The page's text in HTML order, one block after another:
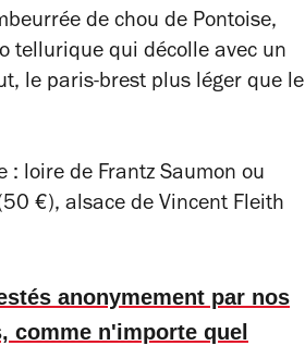
de chou de Pontoise,
tellurique qui décolle avec un
le paris-brest plus léger que le
loire de Frantz Saumon ou
€), alsace de Vincent Fleith
anonymement par nos
comme n'importe quel